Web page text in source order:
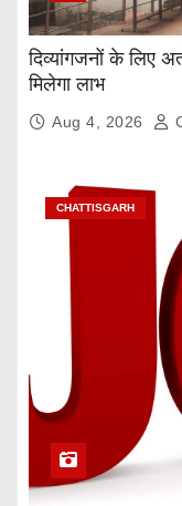
दिव्यांगजनों के लिए
मिलेगा लाभ
Aug 4, 2026
CHATTISGARH